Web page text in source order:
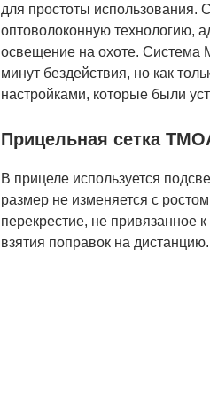
для простоты использования.
оптоволоконную технологию,
освещение на охоте. Система
минут бездействия, но как
настройками, которые были
Прицельная сетка
В прицеле используется
размер не изменяется с
перекрестие, не привязанное
взятия поправок на